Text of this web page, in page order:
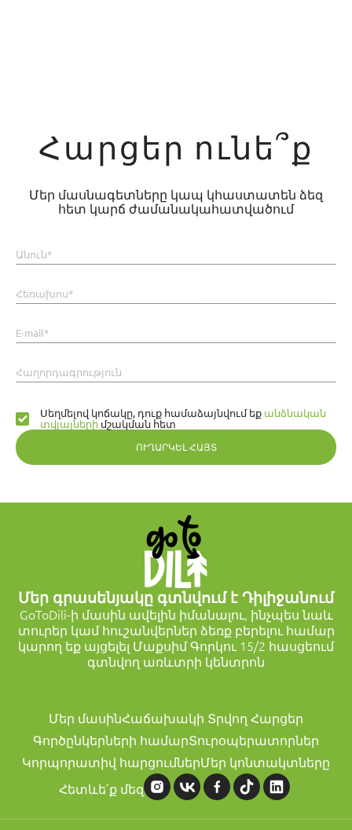
Հարցեր ունե՞ք
Մեր մասնագետները կապ կհաստատեն ձեզ
հետ կարճ ժամանակահատվածում
Անուն*
Հեռախոս*
E-mail*
Հաղորդագրություն
ՈՒՂԱՐԿԵԼ ՀԱՅՏ
Սեղմելով կոճակը, դուք համաձայնվում եք անձնական
տվյալներիմշակման հետ
Մեր գրասենյակը գտնվում է Դիլիջանում
GoToDili-ի մասին ավելին իմանալու, ինչպես նաև
տուրեր կամ հուշանվերներ ձեռք բերելու համար
կարող եք այցելել Մաքսիմ Գորկու 15/2 հասցեում
գտնվող առևտրի կենտրոն
Մեր մասինՀաճախակի Տրվող Հարցեր
Գործընկերների համարՏուրօպերատորներ
Կորպորատիվ հարցումներՄեր կոնտակտները
Հետևե՛ք մեզ